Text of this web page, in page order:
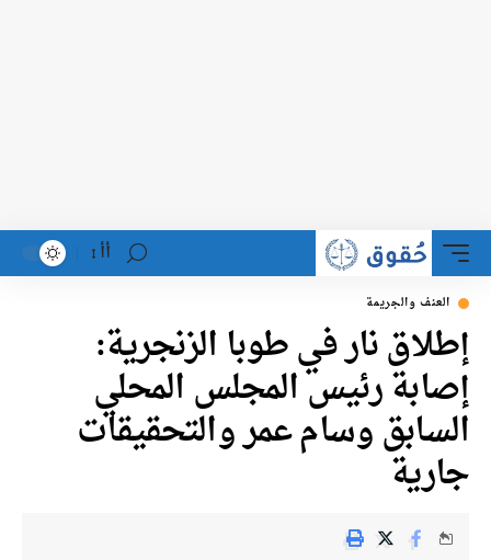
أأ
العنف والجريمة
إطلاق نار في طوبا الزنجرية:
إصابة رئيس المجلس المحلي
السابق وسام عمر والتحقيقات
جارية